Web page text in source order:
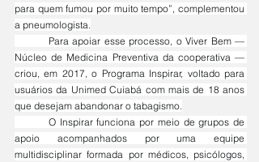
para quem fumou por muito tempo”, complementou
a pneumologista.
Núcleo de Medicina Preventiva da cooperativa —
criou, em 2017, o Programa Inspirar, voltado para
usuários da Unimed Cuiabá com mais de 18 anos
que desejam abandonar o tabagismo.
apoio acompanhados por uma equipe
multidisciplinar formada por médicos, psicólogos,